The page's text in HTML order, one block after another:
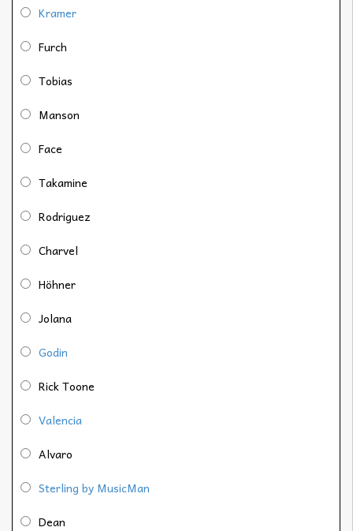
Kramer
Furch
Tobias
Manson
Face
Takamine
Rodriguez
Charvel
Höhner
Jolana
Godin
Rick Toone
Valencia
Alvaro
Sterling by MusicMan
Dean